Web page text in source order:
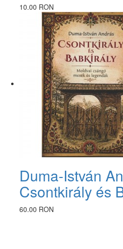
10.00 RON
Duma-István
Csontkirály és
60.00 RON